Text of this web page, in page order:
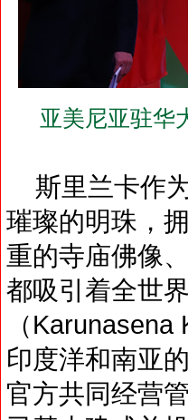
亚美尼亚驻华
斯里兰卡作
璀璨的明珠，
重的寺庙佛像
都吸引着全世
（
印度洋和南亚
官方共同经营